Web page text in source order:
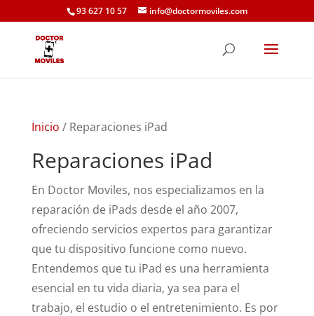
93 627 10 57 info@doctormoviles.com
Inicio / Reparaciones iPad
Reparaciones iPad
En Doctor Moviles, nos especializamos en la
reparación de iPads desde el año 2007,
ofreciendo servicios expertos para garantizar
que tu dispositivo funcione como nuevo.
Entendemos que tu iPad es una herramienta
esencial en tu vida diaria, ya sea para el
trabajo, el estudio o el entretenimiento. Es por